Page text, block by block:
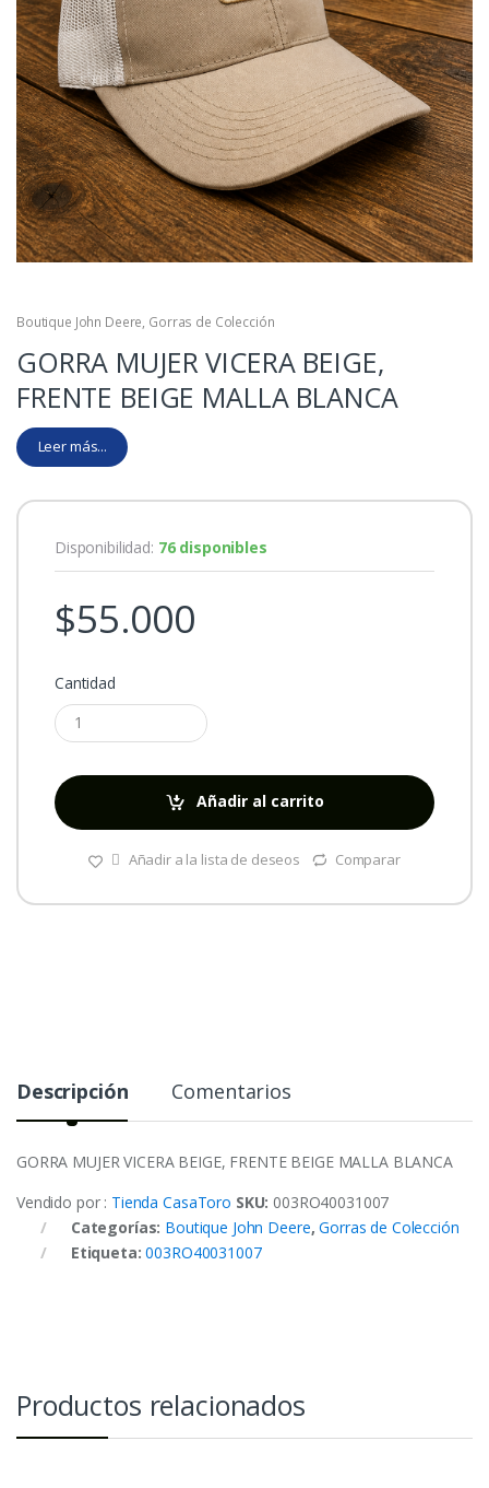
Boutique John Deere, Gorras de Colección
GORRA MUJER VICERA BEIGE,
FRENTE BEIGE MALLA BLANCA
Leer más...
Disponibilidad: 76 disponibles
$55.000
Cantidad
Añadir al carrito
Añadir a la lista de deseos Comparar
Descripción Comentarios
GORRA MUJER VICERA BEIGE, FRENTE BEIGE MALLA BLANCA
Vendido por : Tienda CasaToro SKU: 003RO40031007
Categorías: Boutique John Deere,Gorras de Colección
Etiqueta:003RO40031007
Productos relacionados